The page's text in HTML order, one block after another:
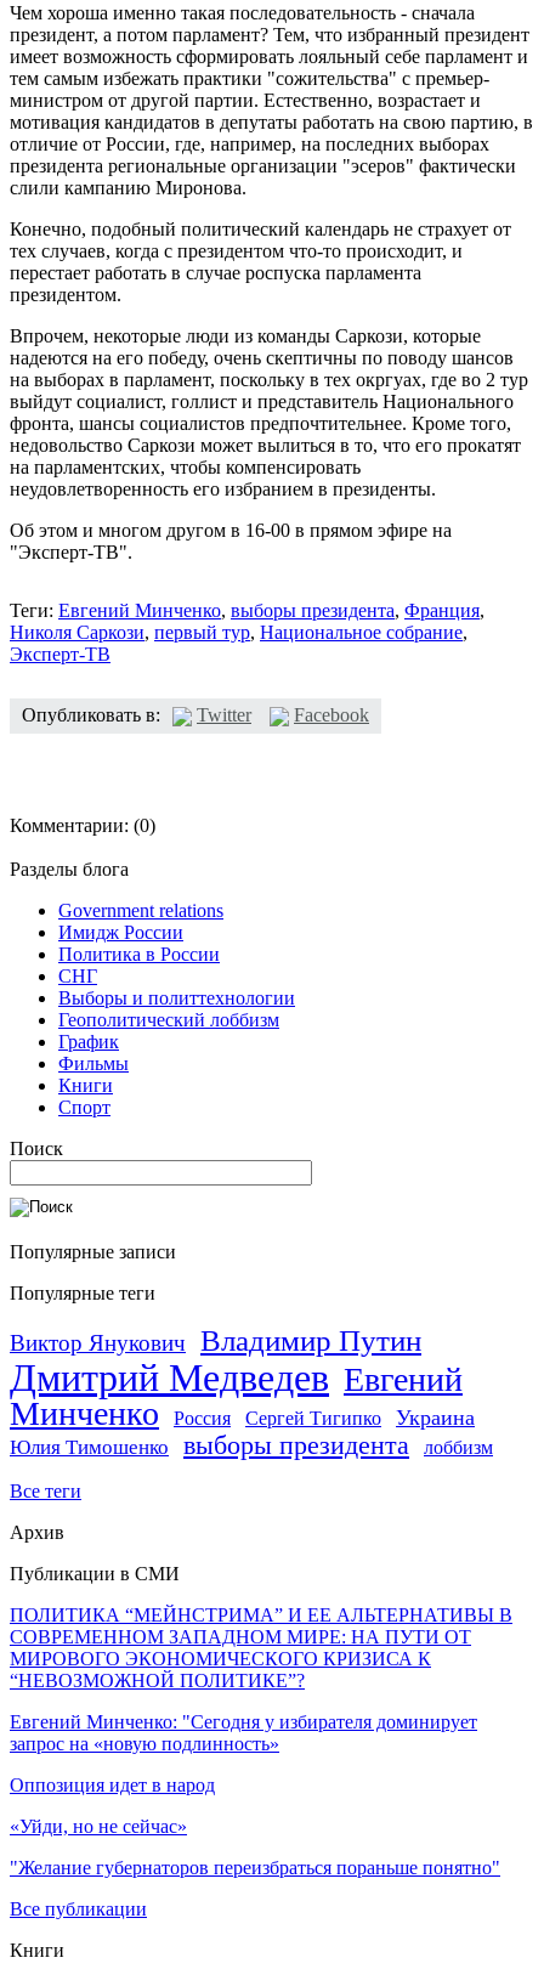
Чем хороша именно такая последовательность - сначала
президент, а потом парламент? Тем, что избранный президент
имеет возможность сформировать лояльный себе парламент и
тем самым избежать практики "сожительства" с премьер-
министром от другой партии. Естественно, возрастает и
мотивация кандидатов в депутаты работать на свою партию, в
отличие от России, где, например, на последних выборах
президента региональные организации "эсеров" фактически
слили кампанию Миронова.
Конечно, подобный политический календарь не страхует от
тех случаев, когда с президентом что-то происходит, и
перестает работать в случае роспуска парламента
президентом.
Впрочем, некоторые люди из команды Саркози, которые
надеются на его победу, очень скептичны по поводу шансов
на выборах в парламент, поскольку в тех окргуах, где во 2 тур
выйдут социалист, голлист и представитель Национального
фронта, шансы социалистов предпочтительнее. Кроме того,
недовольство Саркози может вылиться в то, что его прокатят
на парламентских, чтобы компенсировать
неудовлетворенность его избранием в президенты.
Об этом и многом другом в 16-00 в прямом эфире на
"Эксперт-ТВ".
Теги: Евгений Минченко, выборы президента, Франция,
Николя Саркози, первый тур, Национальное собрание,
Эксперт-ТВ
Опубликовать в: Twitter Facebook
Комментарии: (0)
Разделы блога
Government relations
Имидж России
Политика в России
СНГ
Выборы и политтехнологии
Геополитический лоббизм
График
Фильмы
Книги
Спорт
Поиск
Популярные записи
Популярные теги
Виктор Янукович Владимир Путин
Дмитрий Медведев Евгений
Минченко
Россия Сергей Тигипко Украина
Юлия Тимошенко выборы президента лоббизм
Все теги
Архив
Публикации в СМИ
ПОЛИТИКА “МЕЙНСТРИМА” И ЕЕ АЛЬТЕРНАТИВЫ В
СОВРЕМЕННОМ ЗАПАДНОМ МИРЕ: НА ПУТИ ОТ
МИРОВОГО ЭКОНОМИЧЕСКОГО КРИЗИСА К
“НЕВОЗМОЖНОЙ ПОЛИТИКЕ”?
Евгений Минченко: "Сегодня у избирателя доминирует
запрос на «новую подлинность»
Оппозиция идет в народ
«Уйди, но не сейчас»
"Желание губернаторов переизбраться пораньше понятно"
Все публикации
Книги